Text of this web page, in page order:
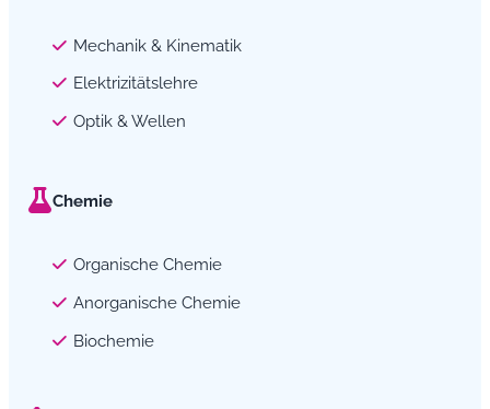
Mechanik & Kinematik
Elektrizitätslehre
Optik & Wellen
Chemie
Organische Chemie
Anorganische Chemie
Biochemie